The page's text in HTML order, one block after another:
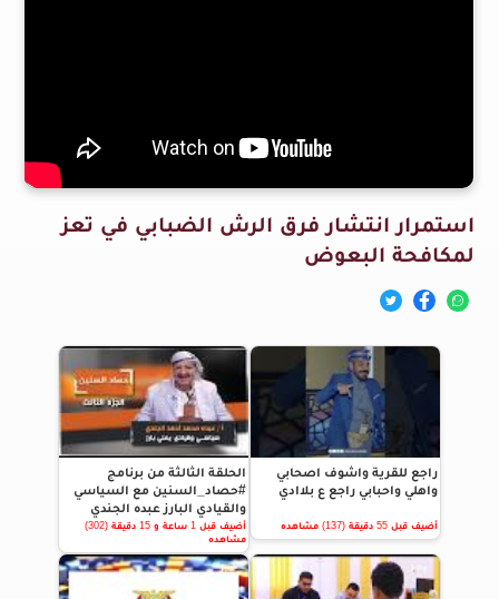
استمرار انتشار فرق الرش الضبابي في تعز
لمكافحة البعوض
راجع للقرية واشوف اصحابي
واهلي واحبابي راجع ع بلاادي
أضيف قبل 55 دقيقة (137) مشاهده
الحلقة الثالثة من برنامج
#حصاد_السنين مع السياسي
والقيادي البارز عبده الجندي
أضيف قبل 1 ساعة و 15 دقيقة (302)
مشاهده